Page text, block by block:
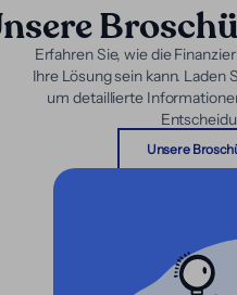
Erfahren Sie, wie die
Ihre Lösung sein kann. Laden
um detaillierte
Unsere